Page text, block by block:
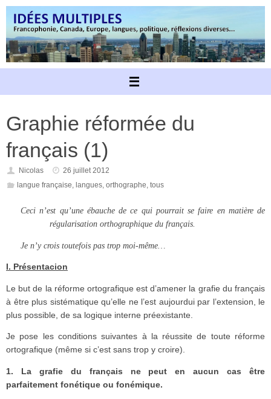
Passer
contenu
Graphie réformée du
français (1)
Nicolas
26 juillet 2012
langue française, langues, orthographe, tous
Ceci n’est qu’une ébauche de ce qui pourrait se faire en matière de
régularisation orthographique du français.
Je n’y crois toutefois pas trop moi-même…
I. Présentacion
Le but de la réforme ortografique est d’amener la grafie du français
à être plus sistématique qu’elle ne l’est aujourdui par l’extension, le
plus possible, de sa logique interne préexistante.
Je pose les conditions suivantes à la réussite de toute réforme
ortografique (même si c’est sans trop y croire).
1. La grafie du français ne peut en aucun cas être
parfaitement fonétique ou fonémique.